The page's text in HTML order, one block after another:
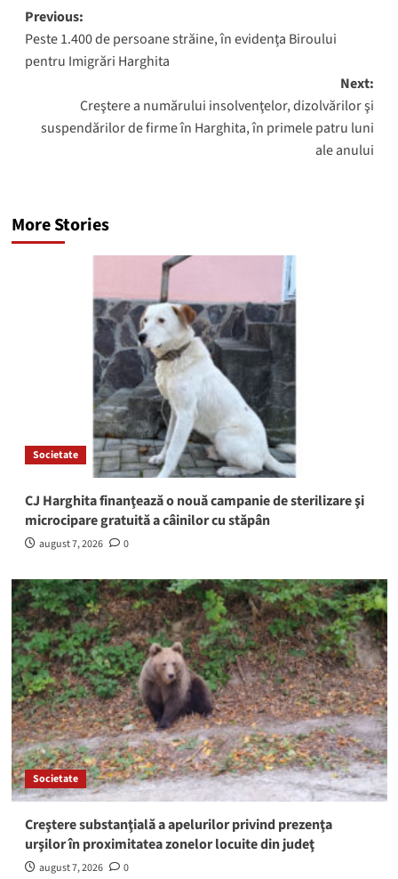
Post
navigation
Previous:
Peste 1.400 de persoane străine, în evidenţa Biroului
pentru Imigrări Harghita
Next:
Creştere a numărului insolvenţelor, dizolvărilor şi
suspendărilor de firme în Harghita, în primele patru luni
ale anului
More Stories
Societate
CJ Harghita finanţează o nouă campanie de sterilizare şi
microcipare gratuită a câinilor cu stăpân
august 7, 2026 0
Societate
Creştere substanţială a apelurilor privind prezenţa
urşilor în proximitatea zonelor locuite din judeţ
august 7, 2026 0